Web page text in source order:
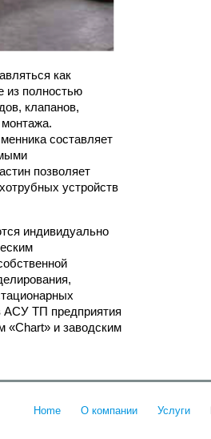
как
из полностью
клапанов,
составляет
позволяет
устройств
индивидуально
АСУ ТП предприятия
«Chart» и заводским
Home О компании Услуги